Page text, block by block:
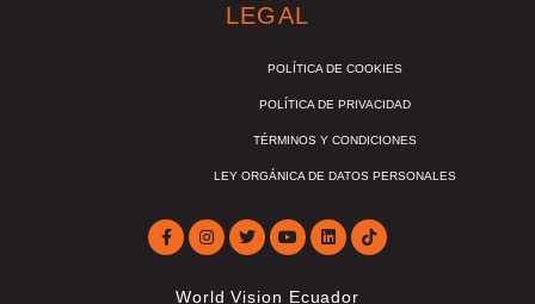
LEGAL
POLÍTICA DE COOKIES
POLÍTICA DE PRIVACIDAD
TÉRMINOS Y CONDICIONES
LEY ORGÁNICA DE DATOS PERSONALES
World Vision Ecuador